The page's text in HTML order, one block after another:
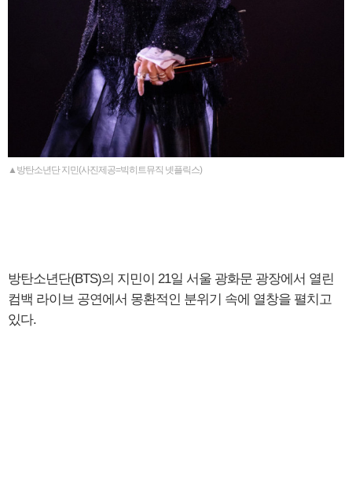
▲방탄소년단 지민(사진제공=빅히트뮤직 넷플릭스)
방탄소년단(BTS)의 지민이 21일 서울 광화문 광장에서 열린
컴백 라이브 공연에서 몽환적인 분위기 속에 열창을 펼치고
있다.